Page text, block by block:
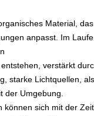
Material,
anpasst. Im
verstärkt
starke Lichtquellen,
der Umgebung.
können sich mit der